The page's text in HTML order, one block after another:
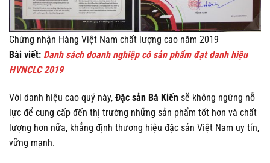
Chứng nhận Hàng Việt Nam chất lượng cao năm 2019
Bài viết: Danh sách doanh nghiệp có sản phẩm đạt danh hiệu
HVNCLC 2019
Với danh hiệu cao quý này, Đặc sản Bá Kiến sẽ không ngừng nỗ
lực để cung cấp đến thị trường những sản phẩm tốt hơn và chất
lượng hơn nữa, khẳng định thương hiệu đặc sản Việt Nam uy tín,
vững mạnh.